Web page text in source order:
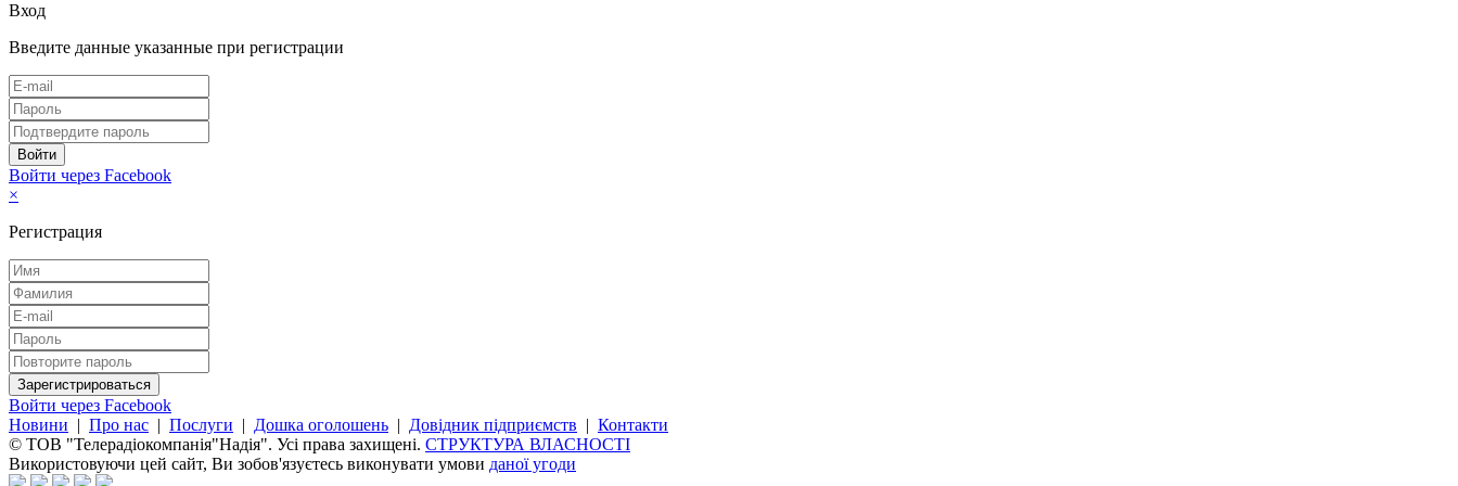
Вход
Введите данные указанные при регистрации
Войти через Facebook
×
Регистрация
Войти через Facebook
Новини | Про нас | Послуги | Дошка оголошень | Довідник підприємств | Контакти
© ТОВ "Телерадіокомпанія"Надія". Усі права захищені. СТРУКТУРА ВЛАСНОСТІ
Використовуючи цей сайт, Ви зобов'язуєтесь виконувати умови даної угоди